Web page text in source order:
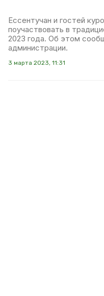
Ессентучан и гостей
поучаствовать в
2023 года. Об этом
администрации.
3 марта 2023, 11:31